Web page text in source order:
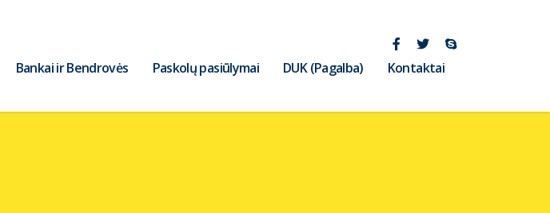
Bankai ir Bendrovės Paskolų pasiūlymai DUK (Pagalba) Kontaktai